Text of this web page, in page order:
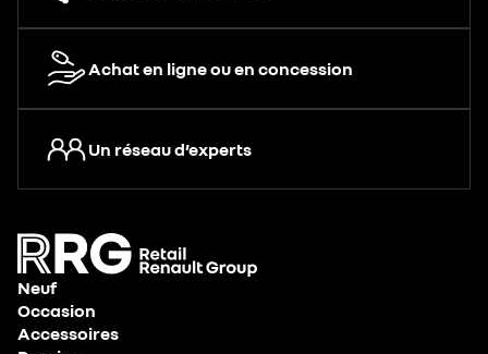
Achat en ligne ou en concession
Un réseau d’experts
Neuf
Occasion
Accessoires